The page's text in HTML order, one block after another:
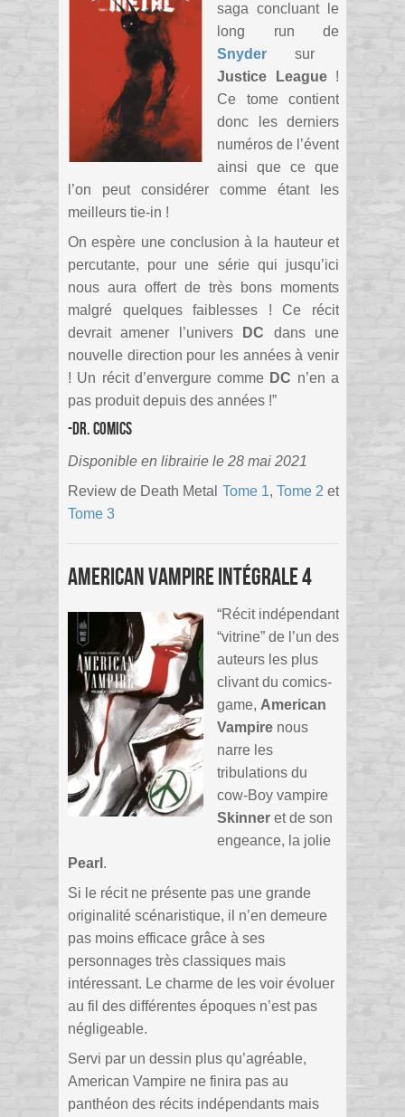
saga concluant le
long run de
Snyder sur
Justice League!
Ce tome contient
donc les derniers
numéros de l’évent
ainsi que ce que
l’on peut considérer comme étant les
meilleurs tie-in !
On espère une conclusion à la hauteur et
percutante, pour une série qui jusqu’ici
nous aura offert de très bons moments
malgré quelques faiblesses ! Ce récit
devrait amener l’univers
DC dans une
nouvelle direction pour les années à venir
! Un récit d’envergure comme DC n’en a
pas produit depuis des années !”
-Dr. Comics
Disponible en librairie le 28 mai 2021
Review de Death Metal Tome 1, Tome 2 et
Tome 3
American Vampire Intégrale 4
“Récit indépendant
“vitrine” de l’un des
auteurs les plus
clivant du comics-
game, American
Vampire nous
narre les
tribulations du
cow-Boy vampire
Skinner et de son
engeance, la jolie
Pearl .
Si le récit ne présente pas une grande
originalité scénaristique, il n’en demeure
pas moins efficace grâce à ses
personnages très classiques mais
intéressant. Le charme de les voir évoluer
au fil des différentes époques n’est pas
négligeable.
Servi par un dessin plus qu’agréable,
American Vampire ne finira pas au
panthéon des récits indépendants mais